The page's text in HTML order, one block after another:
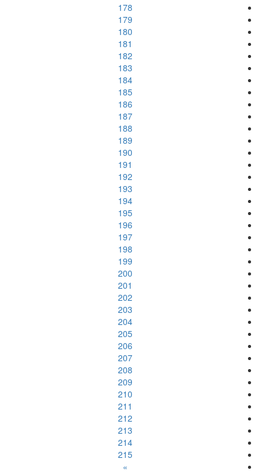
178
179
180
181
182
183
184
185
186
187
188
189
190
191
192
193
194
195
196
197
198
199
200
201
202
203
204
205
206
207
208
209
210
211
212
213
214
215
»